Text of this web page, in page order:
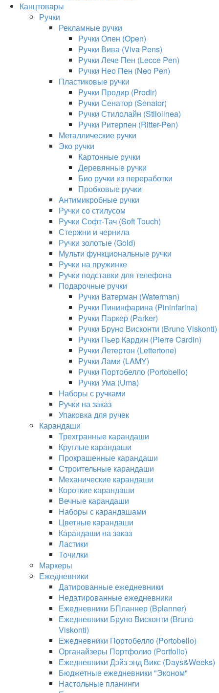
Канцтовары
Ручки
Рекламные ручки
Ручки Опен (Open)
Ручки Вива (Viva Pens)
Ручки Лече Пен (Lecce Pen)
Ручки Нео Пен (Neo Pen)
Пластиковые ручки
Ручки Продир (Prodir)
Ручки Сенатор (Senator)
Ручки Стилолайн (Stilolinea)
Ручки Ритерпен (Ritter-Pen)
Металлические ручки
Эко ручки
Картонные ручки
Деревянные ручки
Био ручки из переработки
Пробковые ручки
Антимикробные ручки
Ручки со стилусом
Ручки Софт-Тач (Soft Touch)
Стержни и чернила
Ручки золотые (Gold)
Мульти функциональные ручки
Ручки на пружинке
Ручки подставки для телефона
Подарочные ручки
Ручки Ватерман (Waterman)
Ручки Пининфарина (Pininfarina)
Ручки Паркер (Parker)
Ручки Бруно Висконти (Bruno Viskonti)
Ручки Пьер Кардин (Pierre Cardin)
Ручки Летертон (Lettertone)
Ручки Лами (LAMY)
Ручки Портобелло (Portobello)
Ручки Ума (Uma)
Наборы с ручками
Ручки на заказ
Упаковка для ручек
Карандаши
Трехгранные карандаши
Круглые карандаши
Прокрашенные карандаши
Строительные карандаши
Механические карандаши
Короткие карандаши
Вечные карандаши
Наборы с карандашами
Цветные карандаши
Карандаши на заказ
Ластики
Точилки
Маркеры
Ежедневники
Датированные ежедневники
Недатированные ежедневники
Ежедневники БПланнер (Bplanner)
Ежедневники Бруно Висконти (Bruno
Viskonti)
Ежедневники Портобелло (Portobello)
Органайзеры Портфолио (Portfolio)
Ежедневники Дэйз энд Викс (Days&Weeks)
Бюджетные ежедневники "Эконом"
Настольные планинги